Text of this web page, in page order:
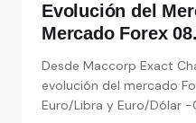
Evolución del
Mercado Forex
de moneda
Desde Maccorp Exact
evolución del mercado
Euro/Libra y Euro/Dólar -